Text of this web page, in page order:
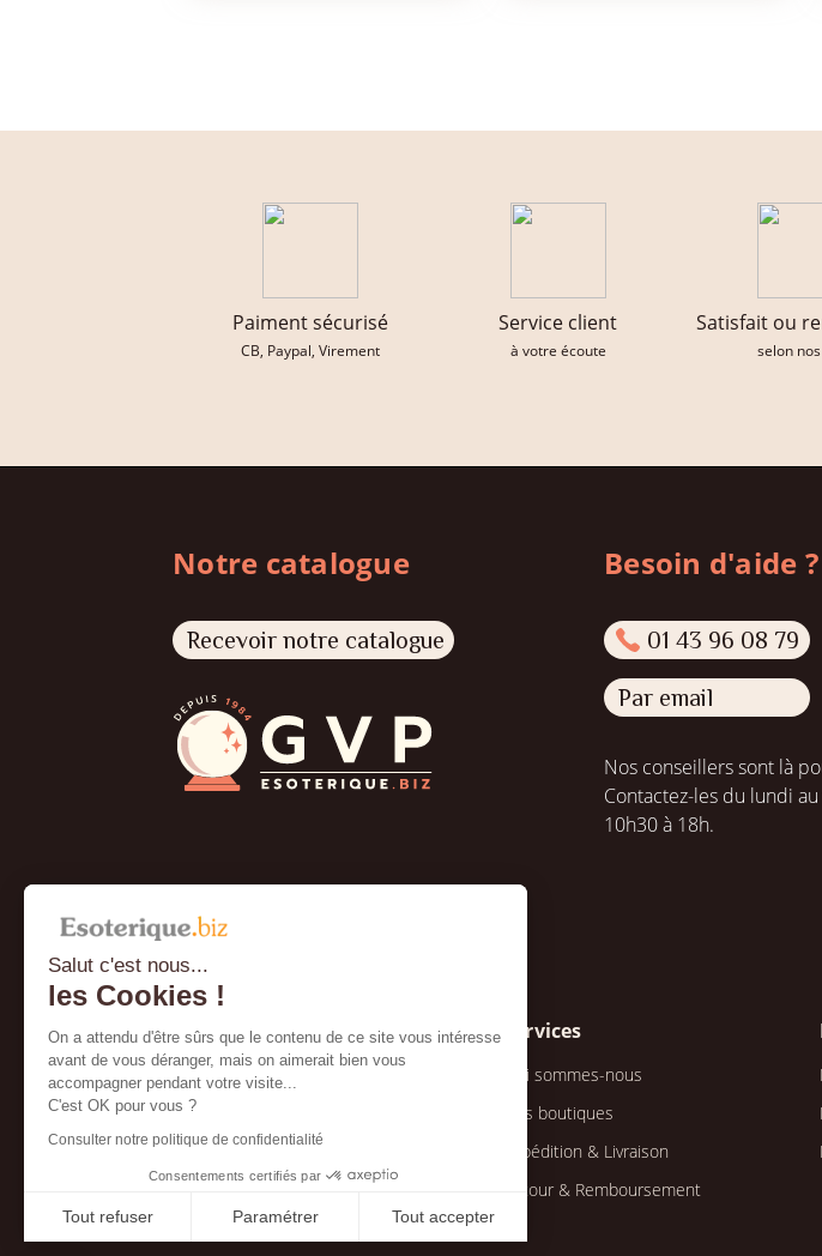
Salut c'est nous...
les Cookies !
On a attendu d'être sûrs que le contenu de ce site vous intéresse
avant de vous déranger, mais on aimerait bien vous
accompagner pendant votre visite...
C'est OK pour vous ?
Consulter notre politique de confidentialité
Consentements certifiés par
Tout refuser Paramétrer Tout accepter
Paiment sécurisé
CB, Paypal, Virement
Service client
à votre écoute
Satisfait ou
selon
Notre catalogue
Recevoir notre catalogue
Besoin d'aide ?
01 43 96 08 79
Par email
Nos conseillers sont là
Contactez-les du lundi
10h30 à 18h.
À propos
Conditions générales de vente
Mentions légales et confidentialité
Foire aux questions
Paiement sécurisé
Services
Qui sommes-nous
Nos boutiques
Expédition & Livraison
Retour & Remboursement